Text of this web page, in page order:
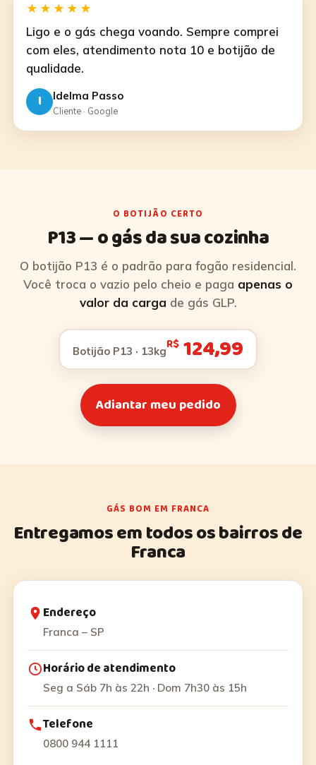
★★★★★
Ligo e o gás chega voando. Sempre comprei
com eles, atendimento nota 10 e botijão de
qualidade.
I Idelma Passo
Cliente · Google
O BOTIJÃO CERTO
P13 — o gás da sua cozinha
O botijão P13 é o padrão para fogão residencial.
Você troca o vazio pelo cheio e paga apenas o
valor da carga de gás GLP.
Botijão P13 · 13kgR$ 124,99
Adiantar meu pedido
GÁS BOM EM FRANCA
Entregamos em todos os bairros de
Franca
Endereço
Franca – SP
Horário de atendimento
Seg a Sáb 7h às 22h · Dom 7h30 às 15h
Telefone
0800 944 1111